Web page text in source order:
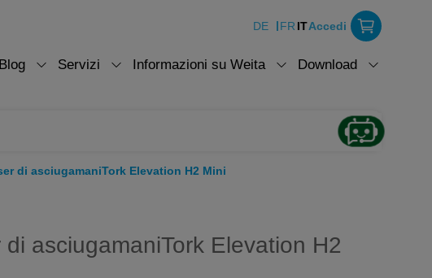
DE FR ITAccedi
Blog Servizi Informazioni su Weita Download
di asciugamaniTork Elevation H2 Mini
di asciugamaniTork Elevation H2